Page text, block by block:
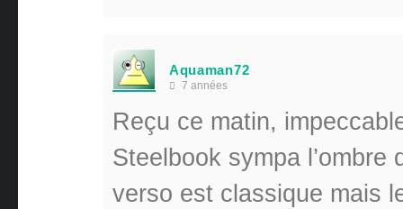
Aquaman72
7 années
Reçu ce matin,
Steelbook sympa
verso est classique mais